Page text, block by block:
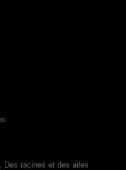
Des racines et des ailes